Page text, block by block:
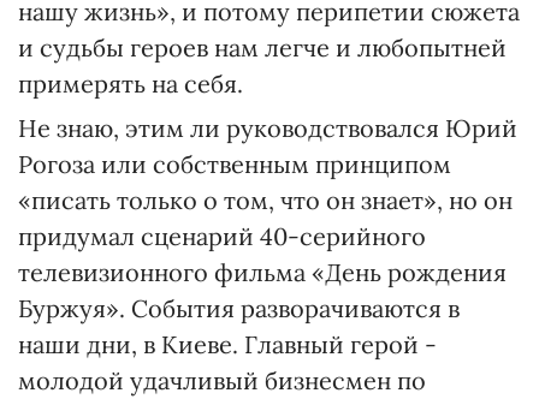
нашу жизнь», и потому перипетии сюжета
и судьбы героев нам легче и любопытней
примерять на себя.
Не знаю, этим ли руководствовался Юрий
Рогоза или собственным принципом
«писать только о том, что он знает», но он
придумал сценарий 40-серийного
телевизионного фильма «День рождения
Буржуя». События разворачиваются в
наши дни, в Киеве. Главный герой -
молодой удачливый бизнесмен по